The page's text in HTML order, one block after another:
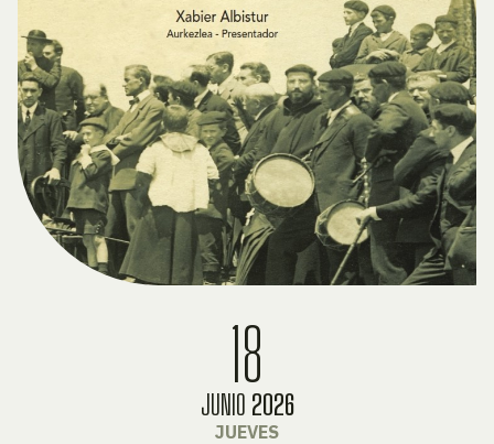
18
JUNIO 2026
JUEVES